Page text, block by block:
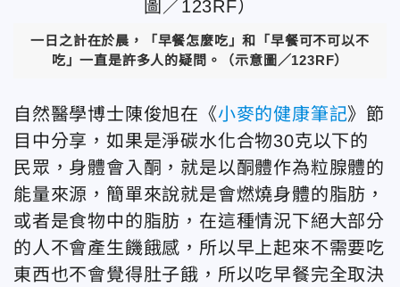
一日之計在於晨，「早餐怎麼吃」和「早餐可不可以不
吃」一直是許多人的疑問。（示意圖／123RF）
自然醫學博士陳俊旭在《小麥的健康筆記》節
目中分享，如果是淨碳水化合物30克以下的
民眾，身體會入酮，就是以酮體作為粒腺體的
能量來源，簡單來說就是會燃燒身體的脂肪，
或者是食物中的脂肪，在這種情況下絕大部分
的人不會產生饑餓感，所以早上起來不需要吃
東西也不會覺得肚子餓，所以吃早餐完全取決